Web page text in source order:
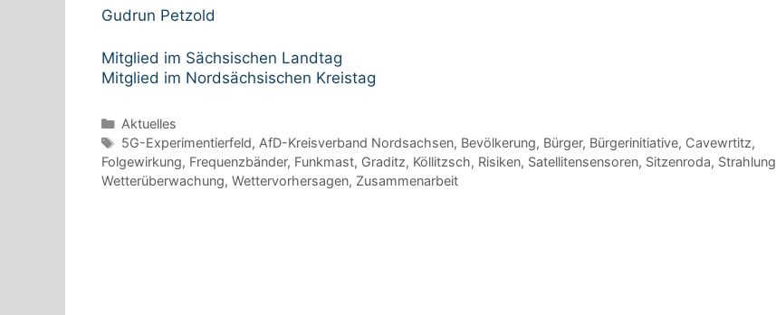
Gudrun Petzold
Mitglied im Sächsischen Landtag
Mitglied im Nordsächsischen Kreistag
Kategorien
Aktuelles
Schlagwörter
5G-Experimentierfeld, AfD-Kreisverband Nordsachsen, Bevölkerung, Bürger, Bürgerinitiative, Cavewrtitz,
Folgewirkung, Frequenzbänder, Funkmast, Graditz, Köllitzsch, Risiken, Satellitensensoren, Sitzenroda, Strahlung
Wetterüberwachung, Wettervorhersagen, Zusammenarbeit